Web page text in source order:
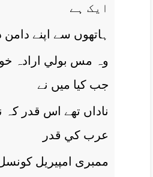
ايک ہے
ہاتھوں سے اپنے دامن
وہ مس بولي ارادہ
جب کيا ميں نے
ناداں تھے اس قدر کہ
عرب کي قدر
ممبری امپيريل